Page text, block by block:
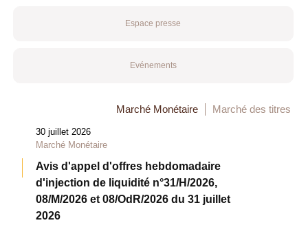
Espace presse
Evénements
Marché Monétaire Marché des titres
30 juillet 2026
Marché Monétaire
Avis d'appel d'offres hebdomadaire
d'injection de liquidité n°31/H/2026,
08/M/2026 et 08/OdR/2026 du 31 juillet
2026